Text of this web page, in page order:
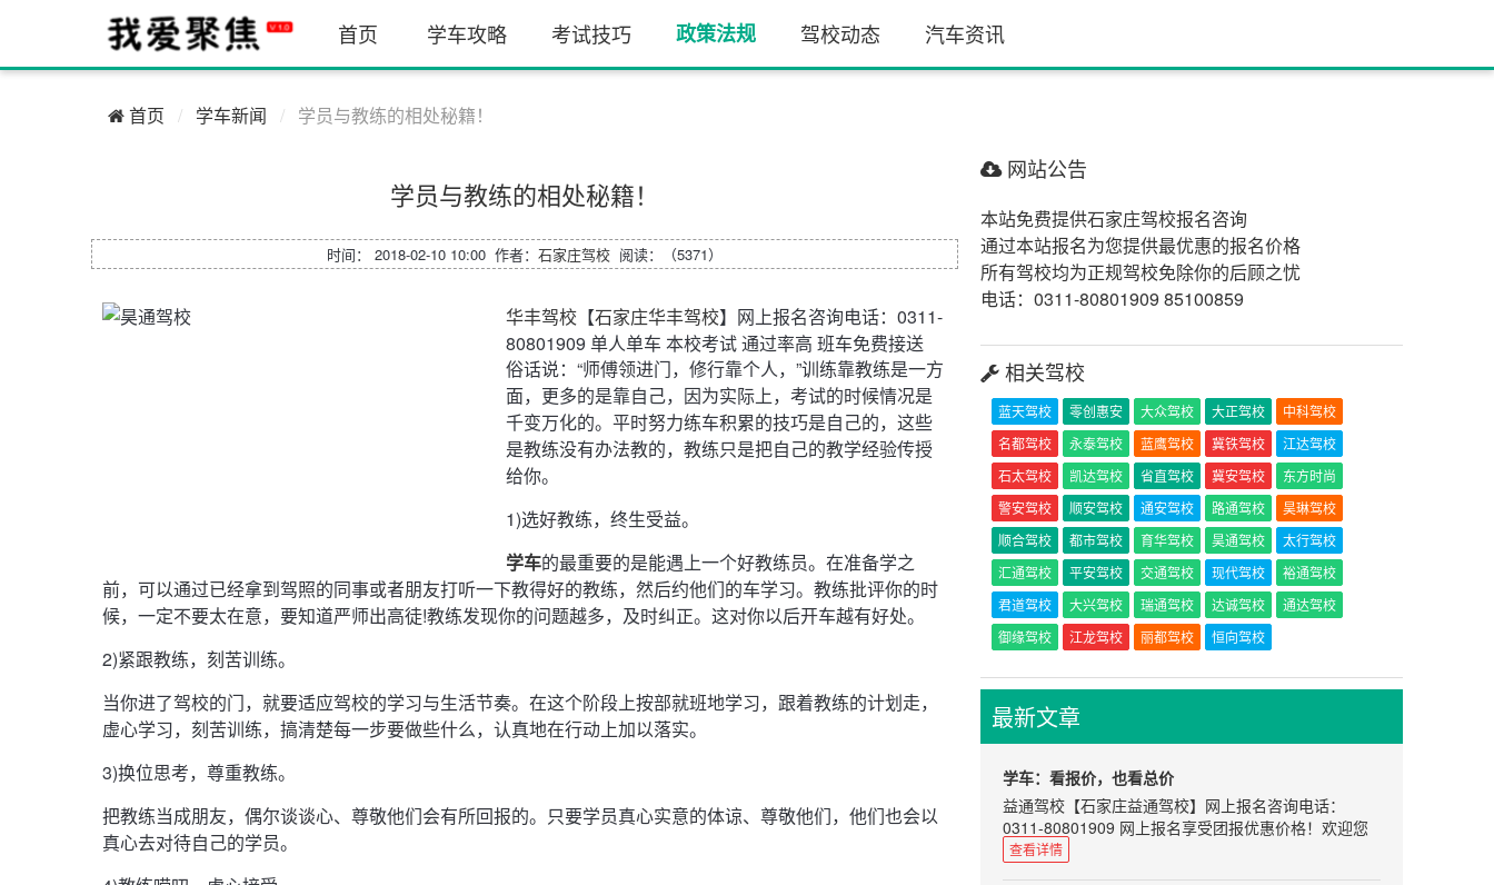
首页 学车攻略 考试技巧 政策法规 驾校动态 汽车资讯
首页 学车新闻 学员与教练的相处秘籍！
学员与教练的相处秘籍！
时间： 2018-02-10 10:00 作者： 石家庄驾校 阅读：（5371）
华丰驾校 【石家庄华丰驾校】网上报名咨询电话：0311-
80801909 单人单车 本校考试 通过率高 班车免费接送
俗话说：“师傅领进门，修行靠个人，”训练靠教练是一方
面，更多的是靠自己，因为实际上，考试的时候情况是
千变万化的。平时努力练车积累的技巧是自己的，这些
是教练没有办法教的，教练只是把自己的教学经验传授
给你。
1)选好教练，终生受益。
学车的最重要的是能遇上一个好教练员。在准备学之
前，可以通过已经拿到驾照的同事或者朋友打听一下教得好的教练，然后约他们的车学习。教练批评你的时
候，一定不要太在意，要知道严师出高徒!教练发现你的问题越多，及时纠正。这对你以后开车越有好处。
2)紧跟教练，刻苦训练。
当你进了驾校的门，就要适应驾校的学习与生活节奏。在这个阶段上按部就班地学习，跟着教练的计划走，
虚心学习，刻苦训练，搞清楚每一步要做些什么，认真地在行动上加以落实。
3)换位思考，尊重教练。
把教练当成朋友，偶尔谈谈心、尊敬他们会有所回报的。只要学员真心实意的体谅、尊敬他们，他们也会以
真心去对待自己的学员。
网站公告
本站免费提供石家庄驾校报名咨询
通过本站报名为您提供最优惠的报名价格
所有驾校均为正规驾校免除你的后顾之忧
电话：0311-80801909 85100859
相关驾校
蓝天驾校 零创惠安 大众驾校 大正驾校
中科驾校
名都驾校
永泰驾校 蓝鹰驾校 冀铁驾校
江达驾校
石太驾校
凯达驾校 省直驾校 冀安驾校
东方时尚
警安驾校
顺安驾校 通安驾校 路通驾校
昊琳驾校
顺合驾校
都市驾校 育华驾校 昊通驾校
太行驾校
汇通驾校
平安驾校 交通驾校 现代驾校
裕通驾校
君道驾校
大兴驾校 瑞通驾校 达诚驾校
通达驾校
御缘驾校
江龙驾校 丽都驾校 恒向驾校
最新文章
学车：看报价，也看总价
益通驾校 【石家庄益通驾校】网上报名咨询电话：
0311-80801909 网上报名享受团报优惠价格！欢迎您
来河北益通驾校学车！训练场地教学科目齐全，统一按
查看详情